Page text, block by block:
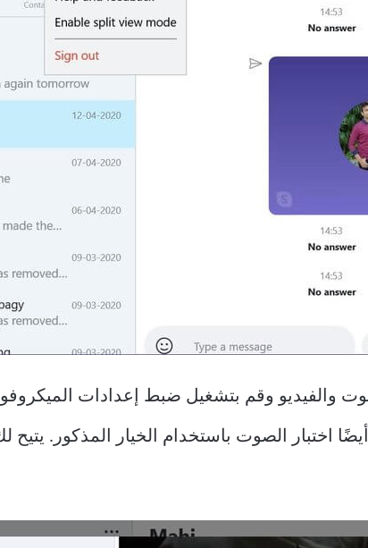
والفيديو وقم بتشغيل ضبط إعدادات